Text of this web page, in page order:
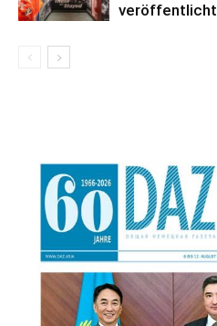
veröffentlicht